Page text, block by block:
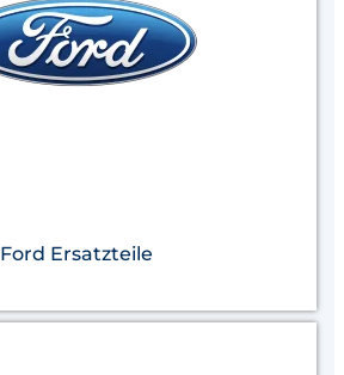
Ford Ersatzteile